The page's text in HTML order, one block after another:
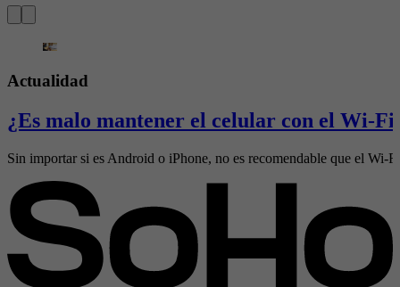
Actualidad
¿Es malo mantener el celular con el Wi-Fi
Sin importar si es Android o iPhone, no es recomendable que el Wi-